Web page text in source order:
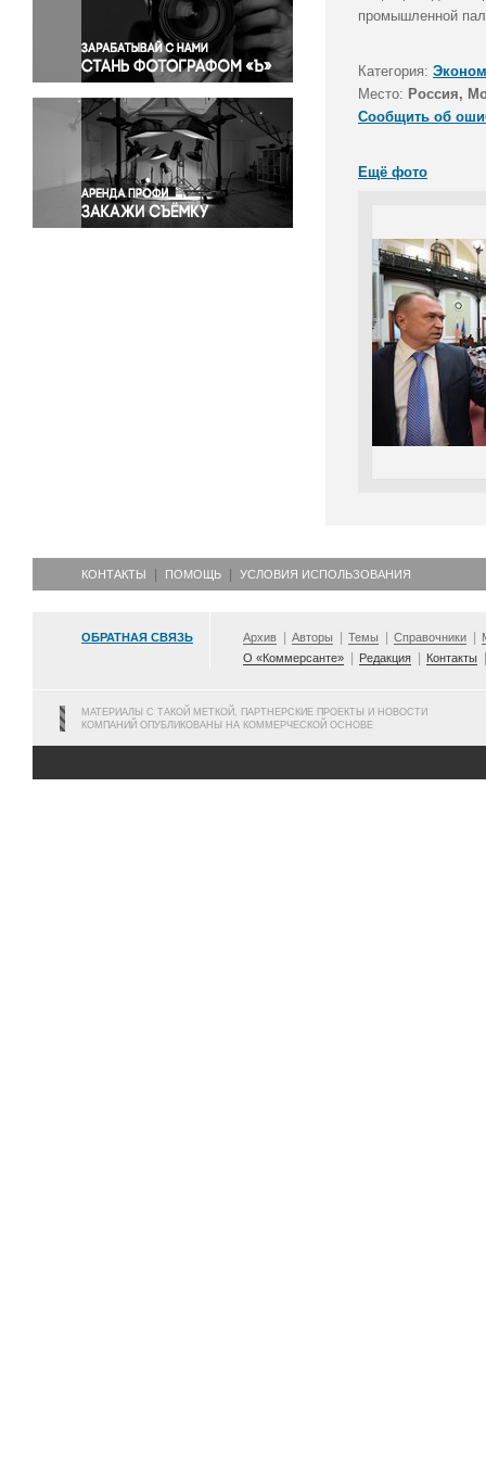
Правосудие
Происшествия и конфликты
Религия
Светская жизнь
Спорт
Экология
Экономика и бизнес
промышленной
Категория:
Место: Россия,
Сообщить об
Ещё фото
КОНТАКТЫ ПОМОЩЬ УСЛОВИЯ ИСПОЛЬЗОВАНИЯ
ОБРАТНАЯ СВЯЗЬ Архив Авторы Темы Справочники
О «Коммерсанте»
Редакция Контакты
МАТЕРИАЛЫ С ТАКОЙ МЕТКОЙ, ПАРТНЕРСКИЕ ПРОЕКТЫ И НОВОСТИ
КОМПАНИЙ ОПУБЛИКОВАНЫ НА КОММЕРЧЕСКОЙ ОСНОВЕ